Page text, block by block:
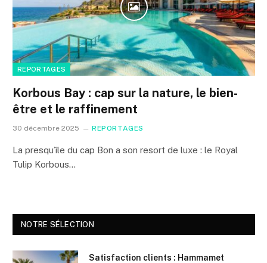
REPORTAGES
Korbous Bay : cap sur la nature, le bien-
être et le raffinement
30 décembre 2025 REPORTAGES
La presqu’île du cap Bon a son resort de luxe : le Royal
Tulip Korbous…
NOTRE SÉLECTION
Satisfaction clients : Hammamet